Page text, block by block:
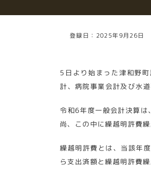
登録日：2025年9月26日
5日より始まった津和野
計、病院事業会計及び水
令和6年度一般会計決算
尚、この中に繰越明許費
繰越明許費とは、当該年
ら支出済額と繰越明許費